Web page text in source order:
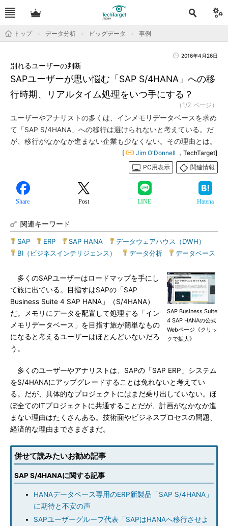
トップ データ分析 ビッグデータ 事例
2016年4月26日
SAPユーザーが思い悩む「SAP S/4HANA」への移
行時期、リアルタイム処理をいつ手にする？
別れるユーザーの判断
（1/2 ページ）
ユーザーやアナリストの多くは、インメモリデータベースを求め
て「SAP S/4HANA」への移行は避けられないと考えている。だ
が、移行がなかなか進まない企業も少なくない。その理由とは。
[ Jim O'Donnell ，TechTarget]
PC用表示
関連情報
Share Post LINE Hatena
関連キーワード
SAP ERP SAP HANA データウェアハウス（DWH）
BI（ビジネスインテリジェンス）
データ分析 データベース
SAP Business Suite
4 SAP HANAの公式
Webページ《クリッ
クで拡大》
多くのSAPユーザーはロードマップを手にし
て旅に出ている。目指すはSAPの「SAP
Business Suite 4 SAP HANA」（S/4HANA）
だ。メモリにデータを配置して処理する「イン
メモリデータベース」を目指す旅が簡単なもの
になると考えるユーザーはほとんどいないだろ
う。
多くのユーザーやアナリストは、SAPの「SAP ERP」システム
をS/4HANAにアップグレードすることは免れないと考えてい
る。だが、具体的なプロジェクトにはまだ乗り出していない。ほ
ぼ全てのITプロジェクトに共通することだが、計画がなかなか進
まない理由はたくさんある。技術面やビジネスプロセスの問題、
経済的な理由までさまざまだ。
併せて読みたいお勧め記事
SAP S/4HANAに関する記事
HANAデータベース専用のERP新製品「SAP S/4HANA」
に期待と不安の声
SAPユーザーグループ代表「SAPはHANAへ移行させよ